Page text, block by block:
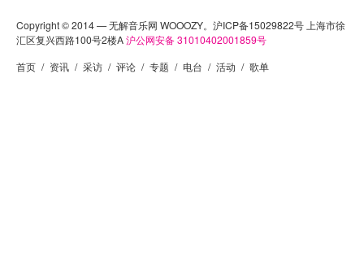
Copyright © 2014 — 无解音乐网 WOOOZY。沪ICP备15029822号 上海市徐
汇区复兴西路100号2楼A沪公网安备 31010402001859号
首页 / 资讯 / 采访 / 评论 / 专题 / 电台 / 活动 / 歌单